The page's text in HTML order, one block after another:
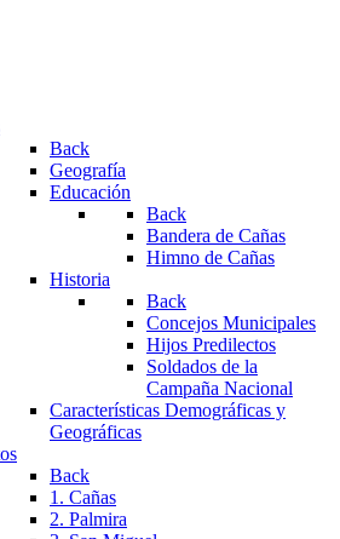
Back
Geografía
Educación
Back
Bandera de Cañas
Himno de Cañas
Historia
Back
Concejos Municipales
Hijos Predilectos
Soldados de la
Campaña Nacional
Características Demográficas y
Geográficas
Back
1. Cañas
2. Palmira